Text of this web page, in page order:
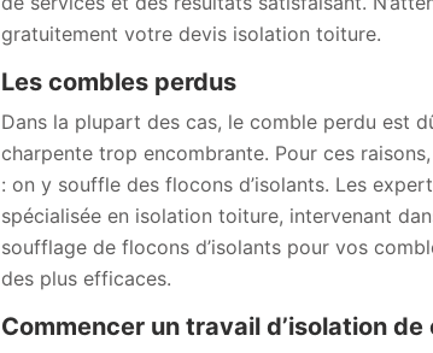
gratuitement votre devis isolation toiture.
Les combles perdus
Dans la plupart des cas, le comble perdu est
charpente trop encombrante. Pour ces
: on y souffle des flocons d’isolants. Les
spécialisée en isolation toiture, intervenant
soufflage de flocons d’isolants pour vos
des plus efficaces.
Commencer un travail d’isolation